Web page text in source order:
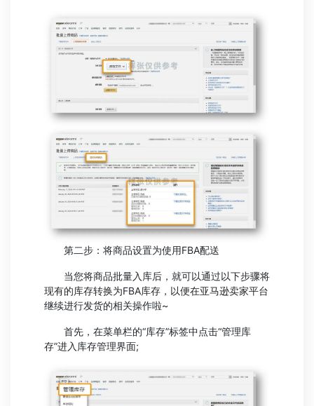
第二步：将商品设置为使用FBA配送
当您将商品批量入库后，就可以通过以下步骤将
现有的库存转换为FBA库存，以便在亚马逊卖家平台
继续进行发货的相关操作啦~
首先，在菜单栏的“库存”标签中点击“管理库
存”进入库存管理界面;